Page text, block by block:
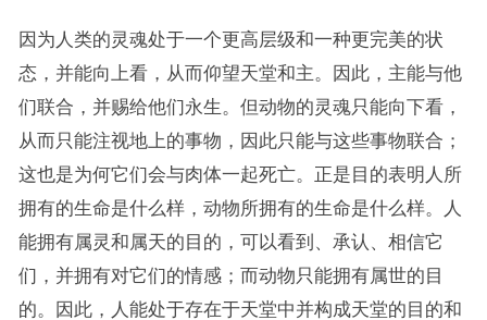
因为人类的灵魂处于一个更高层级和一种更完美的状
态，并能向上看，从而仰望天堂和主。因此，主能与他
们联合，并赐给他们永生。但动物的灵魂只能向下看，
从而只能注视地上的事物，因此只能与这些事物联合；
这也是为何它们会与肉体一起死亡。正是目的表明人所
拥有的生命是什么样，动物所拥有的生命是什么样。人
能拥有属灵和属天的目的，可以看到、承认、相信它
们，并拥有对它们的情感；而动物只能拥有属世的目
的。因此，人能处于存在于天堂中并构成天堂的目的和